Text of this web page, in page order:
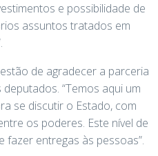
e possibilidade de
assuntos tratados em
de agradecer a parceria
“Temos aqui um
se discutir o Estado, com
os poderes. Este nível de
entregas às pessoas”.